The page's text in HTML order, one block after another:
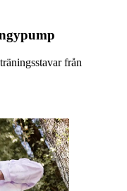
från